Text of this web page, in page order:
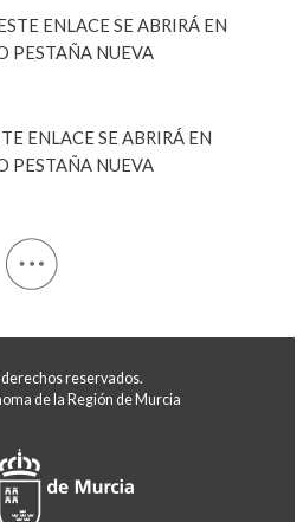
reservados.
de la Región de Murcia